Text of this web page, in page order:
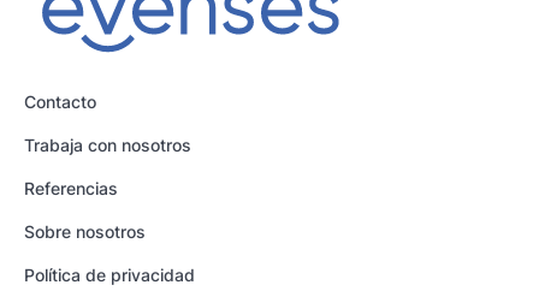
Contacto
Trabaja con nosotros
Referencias
Sobre nosotros
Política de privacidad